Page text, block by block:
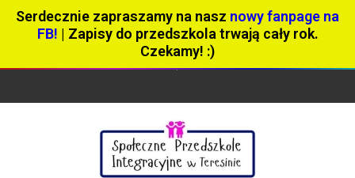
Serdecznie zapraszamy na nasz nowy fanpage na
FB! | Zapisy do przedszkola trwają cały rok.
Czekamy! :)